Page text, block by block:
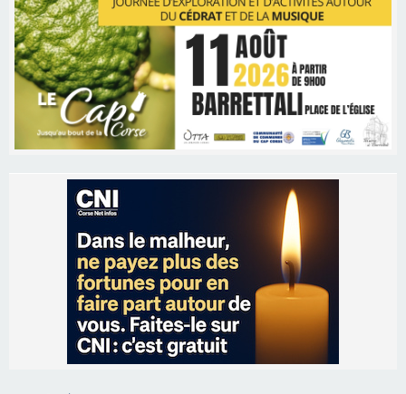
Les brèves
09/08/2026 16:04
Sénatoriales 2B – Jean-François Gaspari retire
sa candidature
09/08/2026 11:04
Festa di l’Associi Curtinesi le 13 septembre